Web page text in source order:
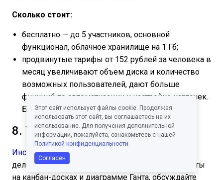
Сколько стоит:
бесплатно — до 5 участников, основной
функционал, облачное хранилище на 1 Гб;
продвинутые тарифы от 152 рублей за человека в
месяц увеличивают объем диска и количество
возможных пользователей, дают больше
функций по автоматизации и настройке карточек.
Бесплатный тест на 14 дней.
8. YouGile
Инструментдля организации задач и их
делегирования команде. Планируйте этапы работы
на канбан-досках и диаграмме Ганта, обсуждайте
Этот сайт использует файлы cookie. Продолжая
использовать этот сайт, вы соглашаетесь на их
использование. Для получения дополнительной
информации, пожалуйста, ознакомьтесь с нашей
Политикой конфиденциальности.
Согласен